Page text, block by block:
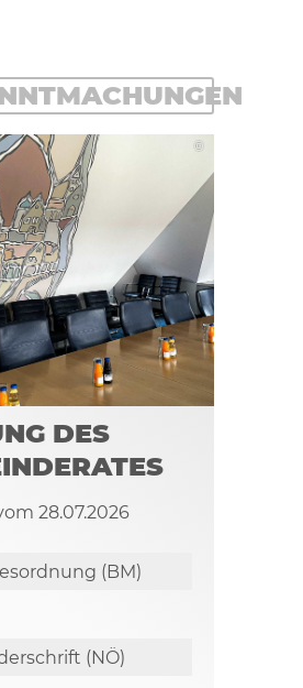
©
DES
28.07.2026
(BM)
(NÖ)